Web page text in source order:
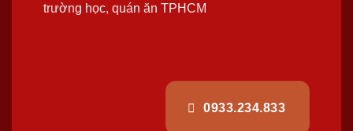
trường học, quán ăn TPHCM
0933.234.833